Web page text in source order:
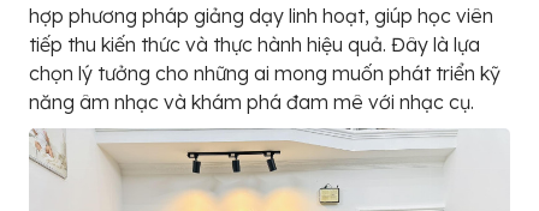
hợp phương pháp giảng dạy linh hoạt, giúp học viên
tiếp thu kiến thức và thực hành hiệu quả. Đây là lựa
chọn lý tưởng cho những ai mong muốn phát triển kỹ
năng âm nhạc và khám phá đam mê với nhạc cụ.